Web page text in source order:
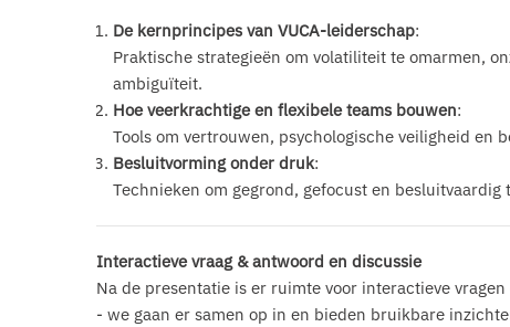
De kernprincipes van VUCA-leiderschap:
Praktische strategieën om volatiliteit te omarmen,
ambiguïteit.
Hoe veerkrachtige en flexibele teams bouwen:
Tools om vertrouwen, psychologische veiligheid
Besluitvorming onder druk:
Technieken om gegrond, gefocust en
Interactieve vraag & antwoord en discussie
Na de presentatie is er ruimte voor interactieve
- we gaan er samen op in en bieden bruikbare